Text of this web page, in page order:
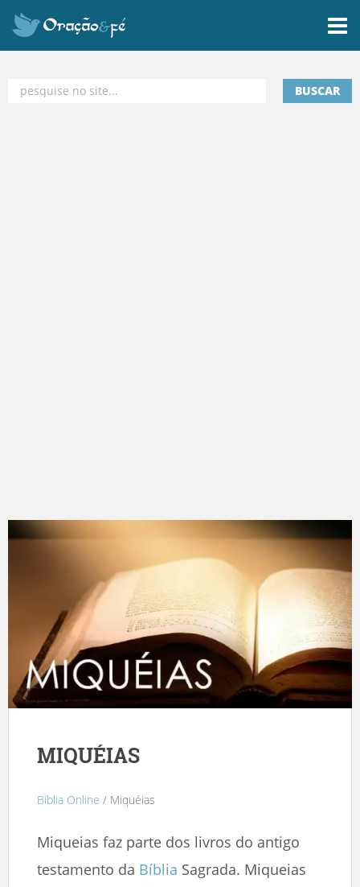
MIQUÉIAS
Bíblia Online / Miquéias
Miqueias faz parte dos livros do antigo
testamento da Bíblia Sagrada. Miqueias